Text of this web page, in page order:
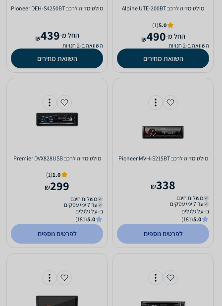
מולטימדיה לרכב Alpine UTE-200BT
5.0
(1)
‫החל מ-490
₪
השוואה ב-2 חנויות
השוואת מחירים
מולטימדיה לרכב Pioneer DEH-S4250BT
‫החל מ-439
₪
השוואה ב-2 חנויות
השוואת מחירים
מולטימדיה לרכב Pioneer MVH-S215BT
338
₪
משלוח חינם
עד 7 ימי עסקים
ב- על גלגלים
5.0
(181)
לפרטים נוספים
מולטימדיה לרכב Premier DVX828USB
1.0
(1)
299
₪
משלוח חינם
עד 7 ימי עסקים
ב- על גלגלים
5.0
(181)
לפרטים נוספים